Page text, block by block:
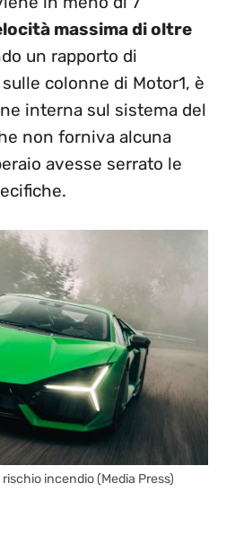
massima di oltre
un rapporto di
colonne di Motor1, è
interna sul sistema del
non forniva alcuna
avesse serrato le
incendio (Media Press)